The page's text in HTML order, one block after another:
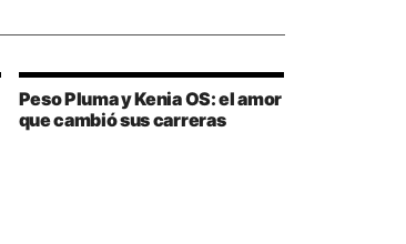
Peso Pluma y Kenia OS: el amor
que cambió sus carreras